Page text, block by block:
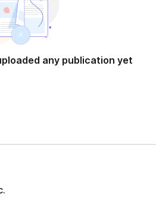
any publication yet